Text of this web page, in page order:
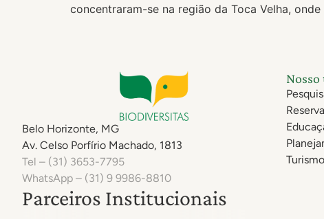
concentraram-se na região da Toca Velha,
Belo Horizonte, MG
Av. Celso Porfírio Machado, 1813
Tel – (31) 3653-7795
WhatsApp – (31) 9 9986-8810
Turismo
Parceiros Institucionais